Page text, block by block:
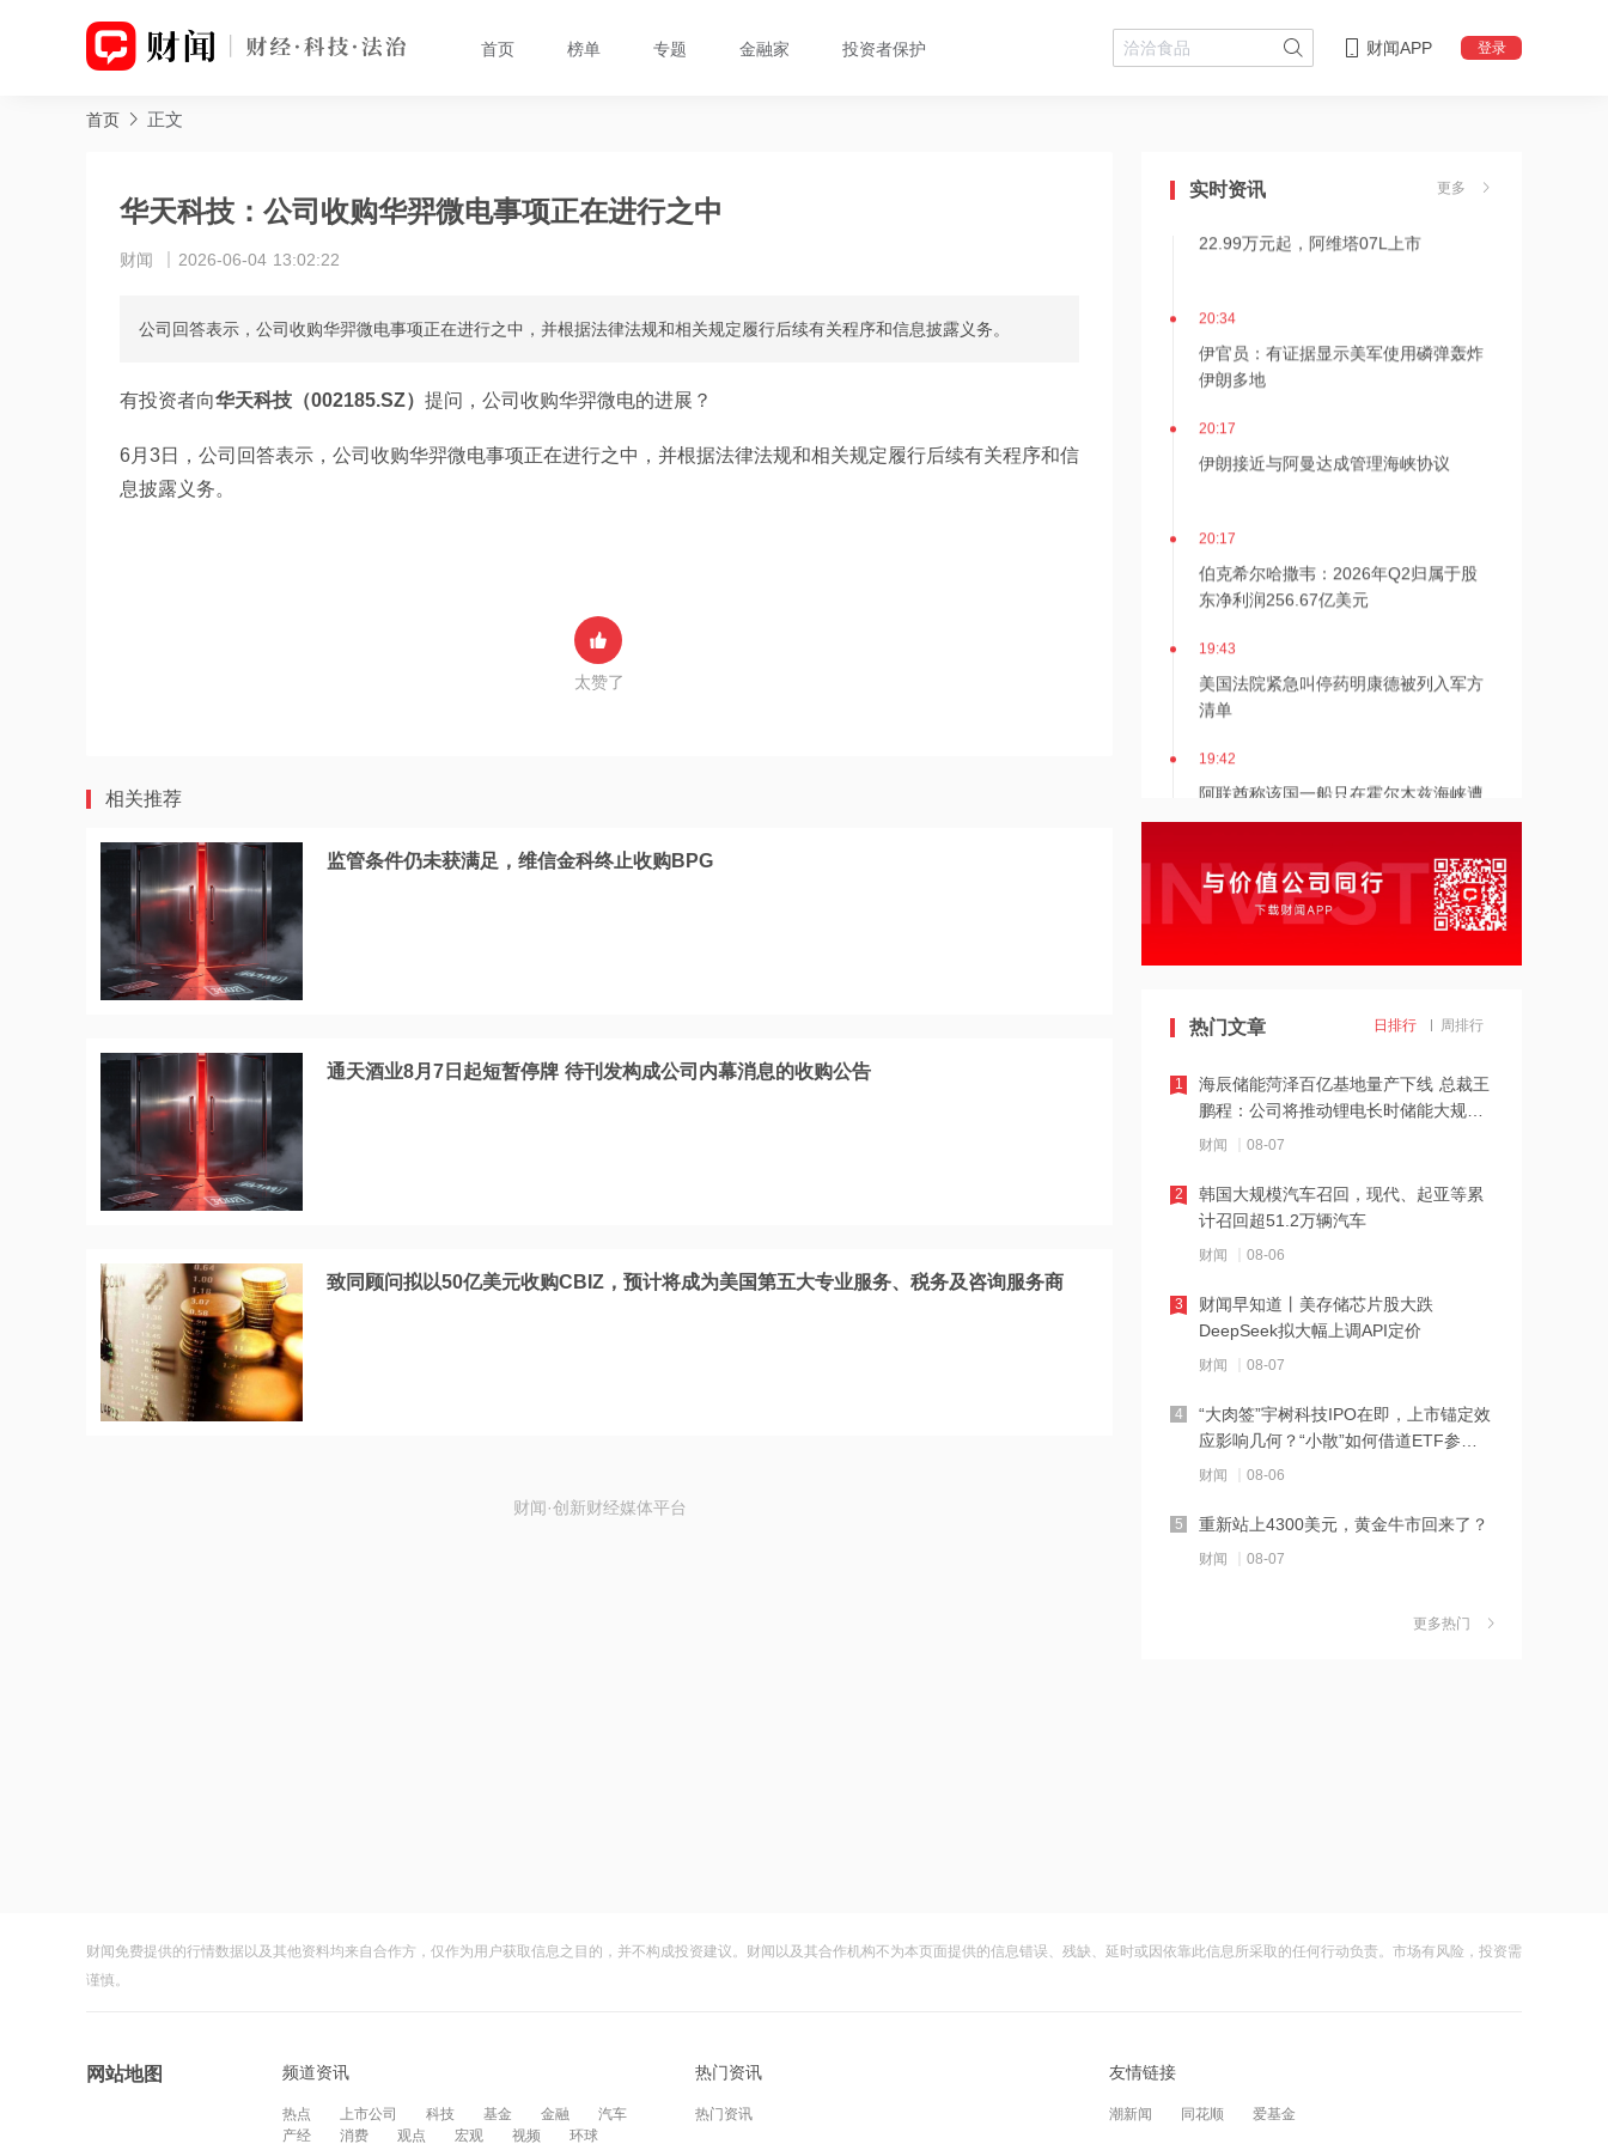
首页 榜单 专题 金融家 投资者保护 财闻APP 登录
首页 正文
华天科技：公司收购华羿微电事项正在进行之中
财闻 2026-06-04 13:02:22
公司回答表示，公司收购华羿微电事项正在进行之中，并根据法律法规和相关规定履行后续有关程序和信息披露义务。
有投资者向华天科技（002185.SZ） 提问，公司收购华羿微电的进展？
6月3日，公司回答表示，公司收购华羿微电事项正在进行之中，并根据法律法规和相关规定履行后续有关程序和信
息披露义务。
太赞了
相关推荐
监管条件仍未获满足，维信金科终止收购BPG
通天酒业8月7日起短暂停牌 待刊发构成公司内幕消息的收购公告
致同顾问拟以50亿美元收购CBIZ，预计将成为美国第五大专业服务、税务及咨询服务商
财闻·创新财经媒体平台
实时资讯 更多
20:35
22.99万元起，阿维塔07L上市
20:34
伊官员：有证据显示美军使用磷弹轰炸
伊朗多地
20:17
伊朗接近与阿曼达成管理海峡协议
20:17
伯克希尔哈撒韦：2026年Q2归属于股
东净利润256.67亿美元
19:43
美国法院紧急叫停药明康德被列入军方
清单
19:42
阿联酋称该国一船只在霍尔木兹海峡遭
19:41
泽连斯基：美国将每月向乌克兰提供“爱
国者”拦截导弹
19:41
18:28
伊朗革命卫队：重开海峡需美国接受伊
朗条件
18:20
张雪机车：成立小车手培育专项基金，
每年捐赠100万元
18:19
上交所终止审核2笔债券项目，金额合计
30亿元
18:18
星光股份中标龙星控股总部泛光工程项
目
18:17
霍尔木兹海峡关闭致伊拉克石油出口骤
17:10
江波龙：完成37亿元定增事项 发行价格
热门文章 日排行 周排行
海辰储能菏泽百亿基地量产下线 总裁王
鹏程：公司将推动锂电长时储能大规模
交付
财闻 08-07
1
韩国大规模汽车召回，现代、起亚等累
计召回超51.2万辆汽车
财闻 08-06
2
财闻早知道丨美存储芯片股大跌
DeepSeek拟大幅上调API定价
财闻 08-07
3
“大肉签”宇树科技IPO在即，上市锚定效
应影响几何？“小散”如何借道ETF参
与？
财闻 08-06
4
重新站上4300美元，黄金牛市回来了？
财闻 08-07
5
四成？公司回应：设备还在安装中，谈
更多热门
财闻免费提供的行情数据以及其他资料均来自合作方，仅作为用户获取信息之目的，并不构成投资建议。财闻以及其合作机构不为本页面提供的信息错误、残缺、延时或因依靠此信息所采取的任何行动负责。市场有风险，投资需
谨慎。
网站地图 频道资讯
热点 上市公司 科技 基金 金融
汽车
产经
消费 观点 宏观 视频 环球
热门资讯
热门资讯
友情链接
潮新闻 同花顺 爱基金